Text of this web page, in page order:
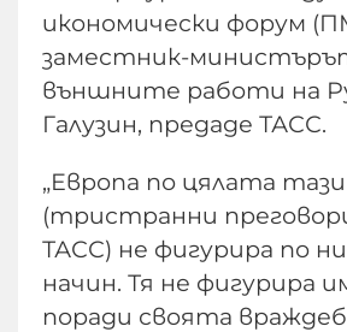
икономически форум
заместник-
външните работи на
Галузин, предаде ТАСС.
„Европа по цялата
(тристранни
ТАСС) не фигурира по
начин. Тя не фигурира
поради своята